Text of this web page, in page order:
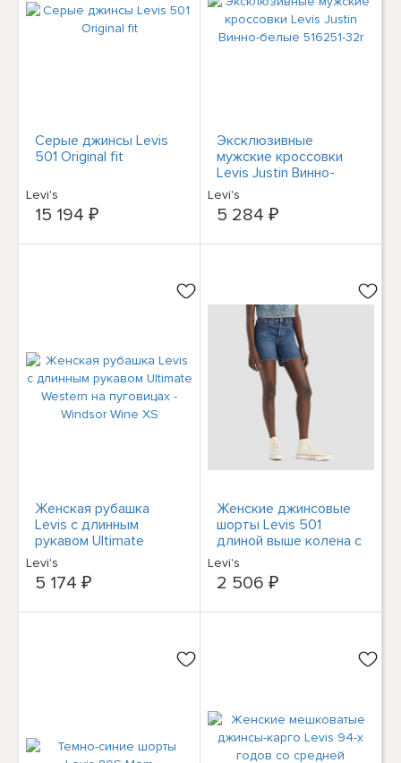
Серые джинсы Levis
501 Original fit
Levi's
15 194 ₽
Эксклюзивные
мужские кроссовки
Levis Justin Винно-
белые 516251-32r
Levi's
5 284 ₽
Женская рубашка
Levis с длинным
рукавом Ultimate
Western на пуговицах -
Windsor Wine XS
Levi's
5 174 ₽
Женские джинсовые
шорты Levis 501
длиной выше колена с
высокой посадкой до
середины бедра
Levi's
2 506 ₽